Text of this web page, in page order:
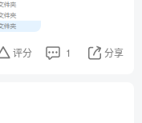
评分 1 分享